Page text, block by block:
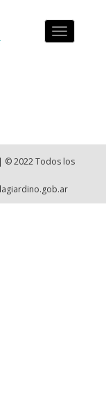
Toggle
navigation
© 2022 Todos los